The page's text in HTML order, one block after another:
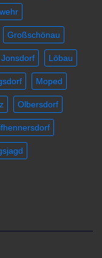
Großschönau
Jonsdorf Löbau
Moped
Olbersdorf